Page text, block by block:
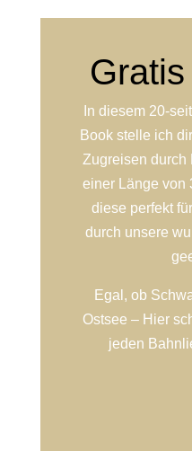
In diesem 20-
Book stelle ich
Zugreisen durch
einer Länge von
diese perfekt
durch unsere
Egal, ob
Ostsee – Hier
jeden